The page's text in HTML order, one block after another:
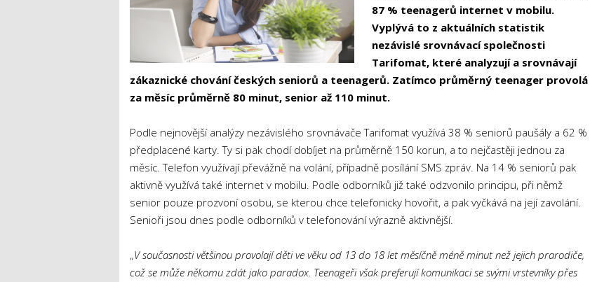
87 % teenagerů internet v mobilu.
Vyplývá to z aktuálních statistik
nezávislé srovnávací společnosti
Tarifomat, které analyzují a srovnávají
zákaznické chování českých seniorů a teenagerů. Zatímco průměrný teenager provolá
za měsíc průměrně 80 minut, senior až 110 minut.
Podle nejnovější analýzy nezávislého srovnávače Tarifomat využívá 38 % seniorů paušály a 62 %
předplacené karty. Ty si pak chodí dobíjet na průměrně 150 korun, a to nejčastěji jednou za
měsíc. Telefon využívají převážně na volání, případně posílání SMS zpráv. Na 14 % seniorů pak
aktivně využívá také internet v mobilu. Podle odborníků již také odzvonilo principu, při němž
senior pouze prozvoní osobu, se kterou chce telefonicky hovořit, a pak vyčkává na její zavolání.
Senioři jsou dnes podle odborníků v telefonování výrazně aktivnější.
„V současnosti většinou provolají děti ve věku od 13 do 18 let měsíčně méně minut než jejich prarodiče,
což se může někomu zdát jako paradox. Teenageři však preferují komunikaci se svými vrstevníky přes